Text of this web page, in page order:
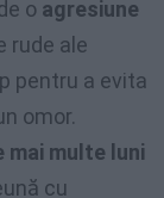
o agresiune
rude ale
pentru a evita
omor.
mai multe luni
cu